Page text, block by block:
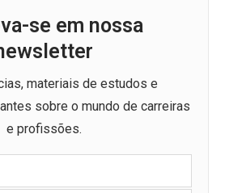
se em nossa
materiais de estudos e
sobre o mundo de carreiras
e profissões.